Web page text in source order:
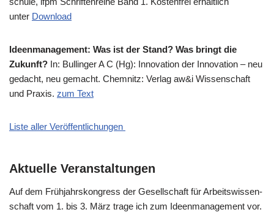
unter Down­load
Ideen­ma­nage­ment: Was ist der Stand? Was bringt die
Zukunft? In: Bul­lin­ger A C (Hg): Inno­va­ti­on der Inno­va­ti­on – neu
gedacht, neu gemacht. Chem­nitz: Ver­lag aw&i Wis­sen­schaft
und Pra­xis. zum Text
Liste aller Veröffentlichungen
Aktuelle Veranstaltungen
Auf dem Früh­jahrs­kon­gress der Gesell­schaft für Arbeits­wis­sen­
schaft vom 1. bis 3. März tra­ge ich zum Ideen­ma­nage­ment vor.